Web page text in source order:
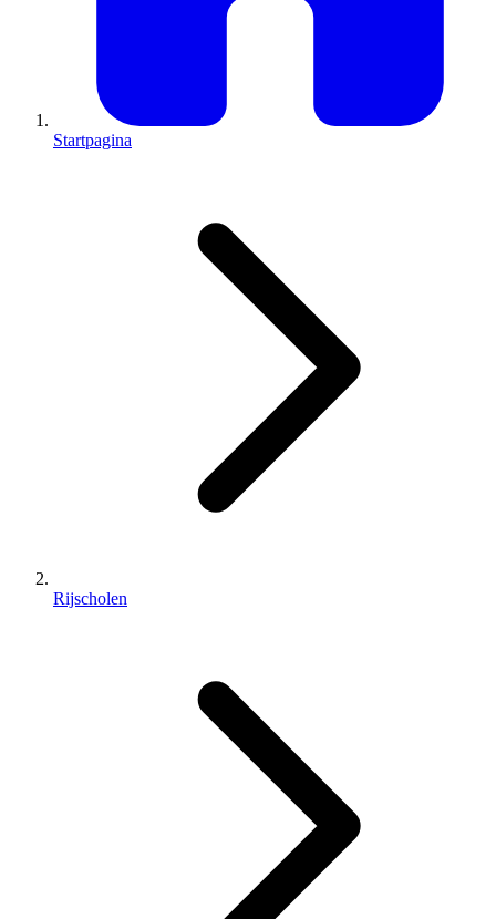
Startpagina
Rijscholen